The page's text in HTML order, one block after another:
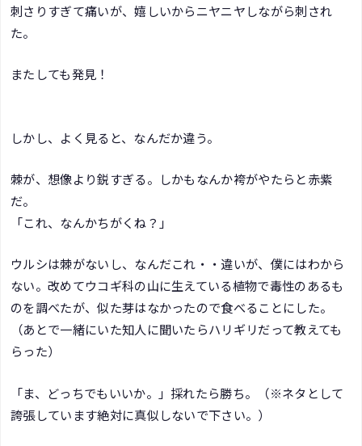
刺さりすぎて痛いが、嬉しいからニヤニヤしながら刺され
た。
またしても発見！
しかし、よく見ると、なんだか違う。
棘が、想像より鋭すぎる。しかもなんか袴がやたらと赤紫
だ。
「これ、なんかちがくね？」
ウルシは棘がないし、なんだこれ・・違いが、僕にはわから
ない。改めてウコギ科の山に生えている植物で毒性のあるも
のを調べたが、似た芽はなかったので食べることにした。
（あとで一緒にいた知人に聞いたらハリギリだって教えても
らった）
「ま、どっちでもいいか。」採れたら勝ち。（※ネタとして
誇張しています絶対に真似しないで下さい。）